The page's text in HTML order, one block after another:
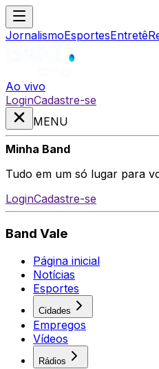
JornalismoEsportesEntretê
Ao vivo
LoginCadastre-se
MENU
Minha Band
Tudo em um só lugar para
LoginCadastre-se
Band Vale
Página inicial
Notícias
Esportes
Cidades
Empregos
Vídeos
Rádios